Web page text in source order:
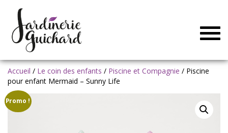
Accueil / Le coin des enfants / Piscine et Compagnie / Piscine
pour enfant Mermaid – Sunny Life
Promo !